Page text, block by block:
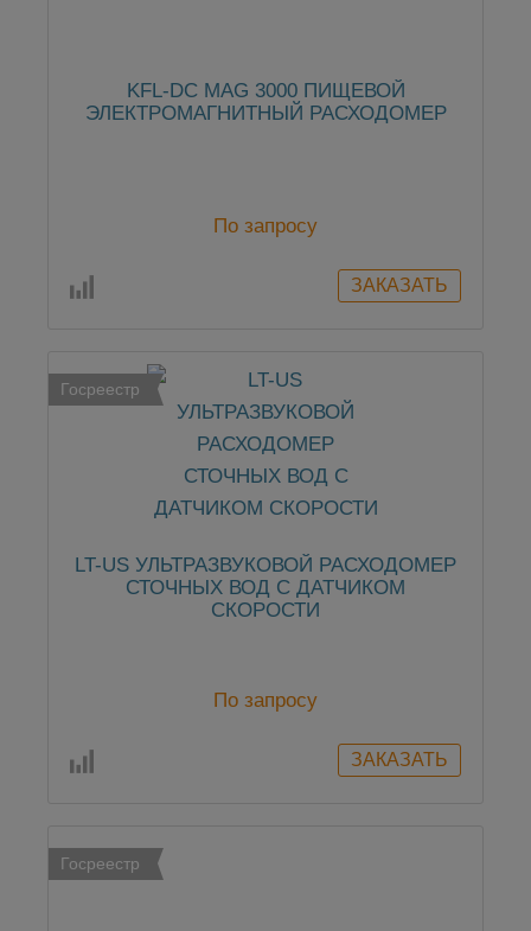
KFL-DC MAG 3000 ПИЩЕВОЙ
ЭЛЕКТРОМАГНИТНЫЙ РАСХОДОМЕР
По запросу
Госреестр
LT-US УЛЬТРАЗВУКОВОЙ РАСХОДОМЕР
СТОЧНЫХ ВОД С ДАТЧИКОМ
СКОРОСТИ
По запросу
Госреестр